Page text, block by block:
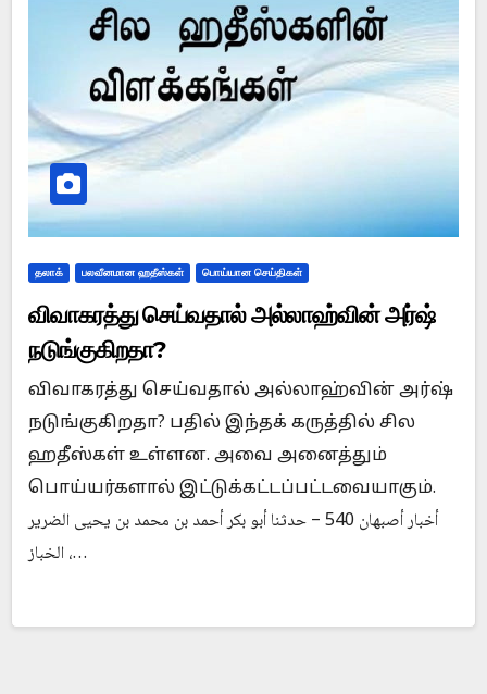
தலாக் பலவீனமான ஹதீஸ்கள் பொய்யான செய்திகள்
விவாகரத்து செய்வதால் அல்லாஹ்வின் அர்ஷ்
நடுங்குகிறதா?
விவாகரத்து செய்வதால் அல்லாஹ்வின் அர்ஷ்
நடுங்குகிறதா? பதில் இந்தக் கருத்தில் சில
ஹதீஸ்கள் உள்ளன. அவை அனைத்தும்
பொய்யர்களால் இட்டுக்கட்டப்பட்டவையாகும்.
أخبار أصبهان 540 – حدثنا أبو بكر أحمد بن محمد بن يحيى الضرير
الخباز ،…